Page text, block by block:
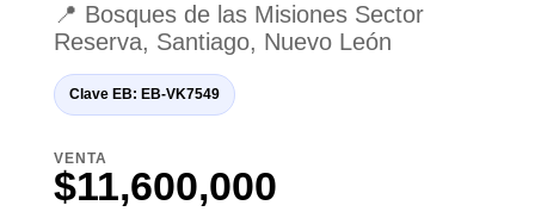
📍 Bosques de las Misiones Sector
Reserva, Santiago, Nuevo León
Clave EB: EB-VK7549
VENTA
$11,600,000